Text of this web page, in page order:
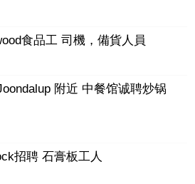
食品工 司機，備貨人員
附近 中餐馆诚聘炒锅
招聘 石膏板工人